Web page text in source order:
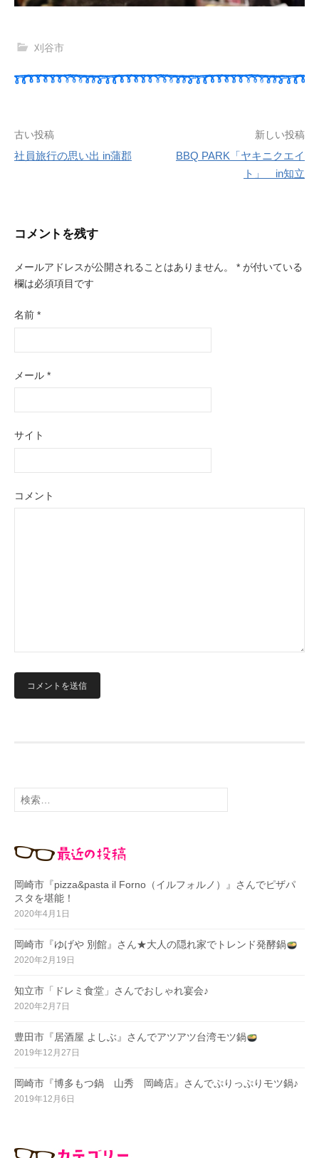
刈谷市
稿
ナ
ビ
ゲ
ョ
ン
古い投稿
社員旅行の思い出 in蒲郡
新しい投稿
BBQ PARK「ヤキニクエイ
ト」 in知立
コメントを残す
メールアドレスが公開されることはありません。 * が付いている
欄は必須項目です
名前 *
メール *
サイト
コメント
検
索
岡崎市『pizza&pasta il Forno（イルフォルノ）』さんでピザパ
スタを堪能！
2020年4月1日
岡崎市『ゆげや 別館』さん★大人の隠れ家でトレンド発酵鍋
2020年2月19日
知立市「ドレミ食堂」さんでおしゃれ宴会♪
2020年2月7日
豊田市『居酒屋 よしぶ』さんでアツアツ台湾モツ鍋
2019年12月27日
岡崎市『博多もつ鍋 山秀 岡崎店』さんでぷりっぷりモツ鍋♪
2019年12月6日